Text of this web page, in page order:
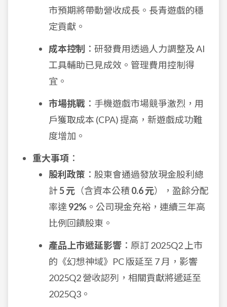
市預期將帶動營收成長。長青遊戲的穩
定貢獻。
成本控制 ：研發費用透過人力調整及 AI
工具輔助已見成效。管理費用控制得
宜。
市場挑戰 ：手機遊戲市場競爭激烈，用
戶獲取成本 (CPA) 提高，新遊戲成功難
度增加。
重大事項 ：
股利政策 ：股東會通過發放現金股利總
計5 元 （含資本公積0.6 元），盈餘分配
率達 92% 。公司現金充裕，連續三年高
比例回饋股東。
產品上市遞延影響 ：原訂 2025Q2 上市
的《幻想神域》PC 版延至 7 月，影響
2025Q2 營收認列，相關貢獻將遞延至
2025Q3。